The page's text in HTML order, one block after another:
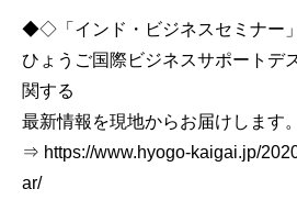
◆◇「インド・ビジネスセミナー
ひょうご国際ビジネスサポートデ
関する
最新情報を現地からお届けします。
⇒ https://www.hyogo-kaigai.jp/
ar/